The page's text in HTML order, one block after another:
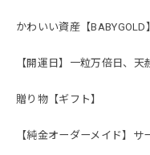
かわいい資産【BABYGOLD】
【開運日】一粒万倍日、
贈り物【ギフト】
【純金オーダーメイド】サ